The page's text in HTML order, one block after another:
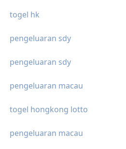
togel hk
pengeluaran sdy
pengeluaran sdy
pengeluaran macau
togel hongkong lotto
pengeluaran macau